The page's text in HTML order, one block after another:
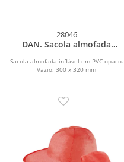
28046
DAN. Sacola almofada
Sacola almofada inflável em PVC opaco.
Vazio: 300 x 320 mm